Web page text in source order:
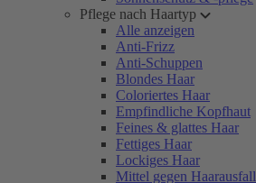
Pflege nach Haartyp
Alle anzeigen
Anti-Frizz
Anti-Schuppen
Blondes Haar
Coloriertes Haar
Empfindliche Kopfhaut
Feines & glattes Haar
Fettiges Haar
Lockiges Haar
Mittel gegen Haarausfall